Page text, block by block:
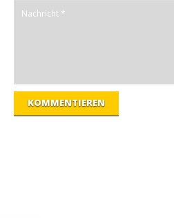
KOMMENTIEREN